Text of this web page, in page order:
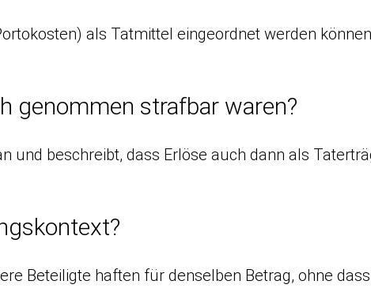
als Tatmittel eingeordnet werden
genommen strafbar waren?
und beschreibt, dass Erlöse auch dann als
Beteiligte haften für denselben Betrag, ohne